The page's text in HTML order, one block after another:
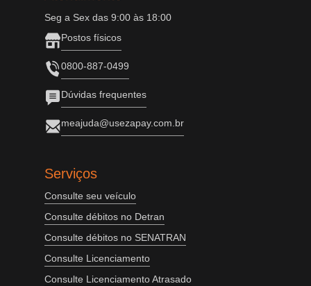
Seg a Sex das 9:00 às 18:00
Postos físicos
0800-887-0499
Dúvidas frequentes
meajuda@usezapay.com.br
Serviços
Consulte seu veículo
Consulte débitos no Detran
Consulte débitos no SENATRAN
Consulte Licenciamento
Consulte Licenciamento Atrasado